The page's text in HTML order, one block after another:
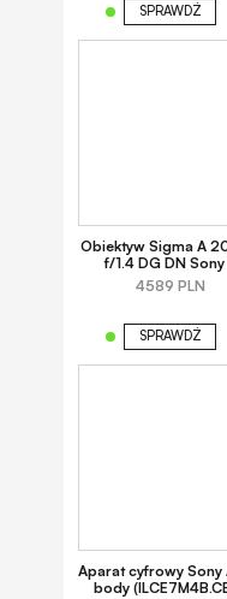
SPRAWDŹ
Obiektyw Sigma A
f/1.4 DG DN Sony
4589 PLN
SPRAWDŹ
Aparat cyfrowy Sony
body